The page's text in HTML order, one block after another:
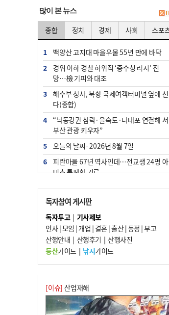
많이 본 뉴스
종합 정치 경제 사회 스포
1
백양산 고지대 마을우물 55년 만에 바닥
2
경위 이하 경찰 하위직 ‘중수청 러시’ 전
망…檢 기피와 대조
3
해수부 청사, 북항 국제여객터미널 옆에 선
다(종합)
4
“낙동강권 삼락·을숙도·다대포 연결해 서
부산 관광 키우자”
5
오늘의 날씨- 2026년 8월 7일
6
피란마을 67년 역사인데…전교생 24명 아
미초 통폐합 기로
7
[사설] 해수부 신청사 북항으로 확정, 해양
수도 도약의 전환점
8
부울경 주말부터 비소식…‘극한 폭염’ 한풀
꺾일 듯
9
외국인 선원 ‘인신매매 경유지’ 된 부산…
우려가 현실로
10 르노 못 타는 부산시장…관용차 규정에 막
힌 지역기업 응원
독자참여 게시판
독자투고| 기사제보
인사|모임 | 개업 | 결혼|출산|동정 |부고
산행안내 | 산행후기 | 산행사진
등산가이드| 낚시가이드
[이슈] 산업재해